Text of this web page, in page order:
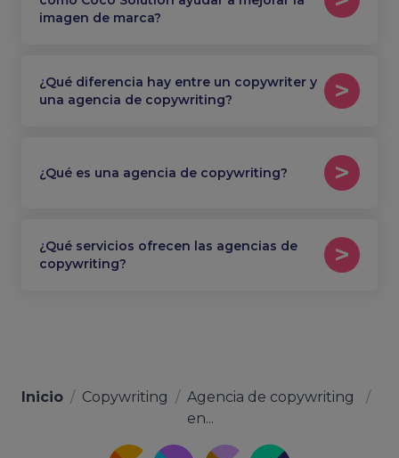
imagen de marca?
¿Qué diferencia hay entre un copywriter y
una agencia de copywriting?
¿Qué es una agencia de copywriting?
¿Qué servicios ofrecen las agencias de
copywriting?
Inicio / Copywriting / Agencia de copywriting
en...
/